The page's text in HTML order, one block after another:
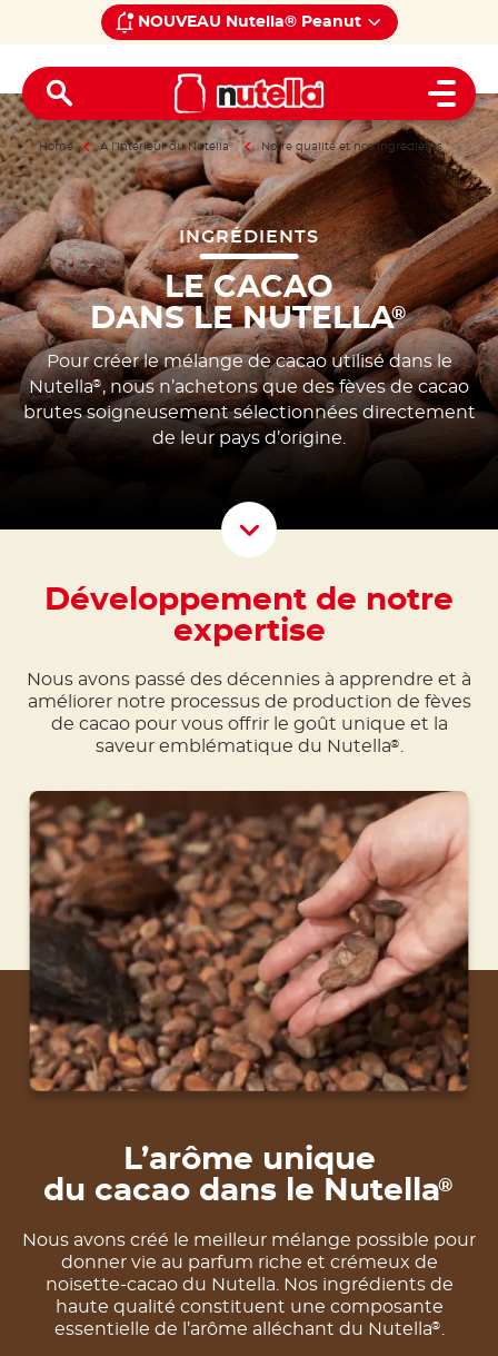
NOUVEAU Nutella® Peanut
Open
Home À l’intérieur du Nutella® Notre qualité et nos ingrédients
INGRÉDIENTS
LE CACAO
DANS LE NUTELLA®
Pour créer le mélange de cacao utilisé dans le
Nutella® , nous n’achetons que des fèves de cacao
brutes soigneusement sélectionnées directement
de leur pays d’origine.
Scroll
Développement de notre
expertise
Nous avons passé des décennies à apprendre et à
améliorer notre processus de production de fèves
de cacao pour vous offrir le goût unique et la
saveur emblématique du Nutella® .
L’arôme unique
du cacao dans le Nutella®
Nous avons créé le meilleur mélange possible pour
donner vie au parfum riche et crémeux de
noisette-cacao du Nutella. Nos ingrédients de
haute qualité constituent une composante
essentielle de l’arôme alléchant du Nutella®